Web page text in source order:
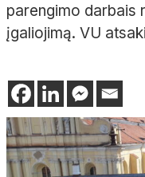
parengimo darbais
įgaliojimą. VU